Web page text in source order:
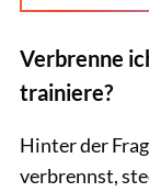
Verbrenne
trainiere?
Hinter der
verbrennst,